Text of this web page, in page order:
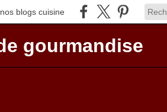
blogs cuisine
gourmandise